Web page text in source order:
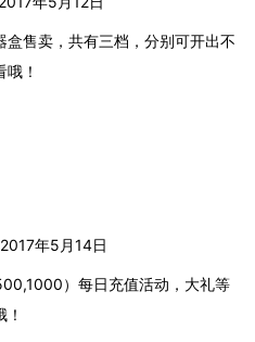
售卖，共有三档，分别可开出不
！
年5 月14日
）每日充值活动，大礼等